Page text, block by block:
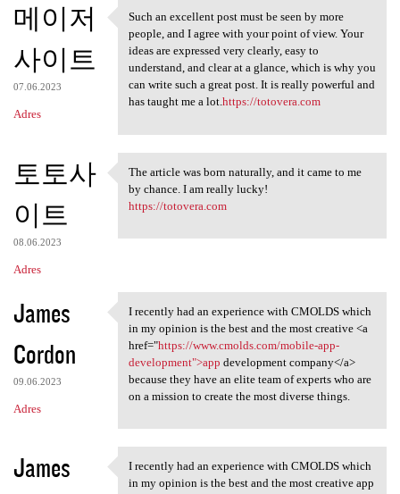
메이저
사이트
07.06.2023
Adres
Such an excellent post must
Such an excellent post must be seen by more
people, and I agree with your point of view. Your
ideas are expressed very clearly, easy to
understand, and clear at a glance, which is why you
can write such a great post. It is really powerful and
has taught me a lot.https://totovera.com
토토사
이트
08.06.2023
Adres
The article was born
The article was born naturally, and it came to me
by chance. I am really lucky!
https://totovera.com
James
Cordon
09.06.2023
Adres
I recently had an experience
I recently had an experience with CMOLDS which
in my opinion is the best and the most creative <a
href="https://www.cmolds.com/mobile-app-
development">app development company</a>
because they have an elite team of experts who are
on a mission to create the most diverse things.
James
I recently had an experience
I recently had an experience with CMOLDS which
in my opinion is the best and the most creative app